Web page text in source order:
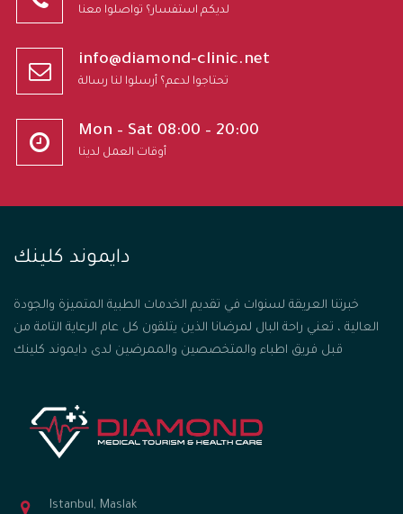
لديكم استفسار؟ تواصلوا معنا
info@diamond-clinic.net
تحتاجوا لدعم؟ أرسلوا لنا رسالة
Mon – Sat 08:00 – 20:00
أوقات العمل لدينا
دايموند كلينك
خبرتنا العريقة لسنوات في تقديم الخدمات الطبية المتميزة والجودة
العالية ، تعني راحة البال لمرضانا الذين يتلقون كل عام الرعاية التامة من
قبل فريق اطباء والمتخصصين والممرضين لدى دايموند كلينك
Istanbul, Maslak